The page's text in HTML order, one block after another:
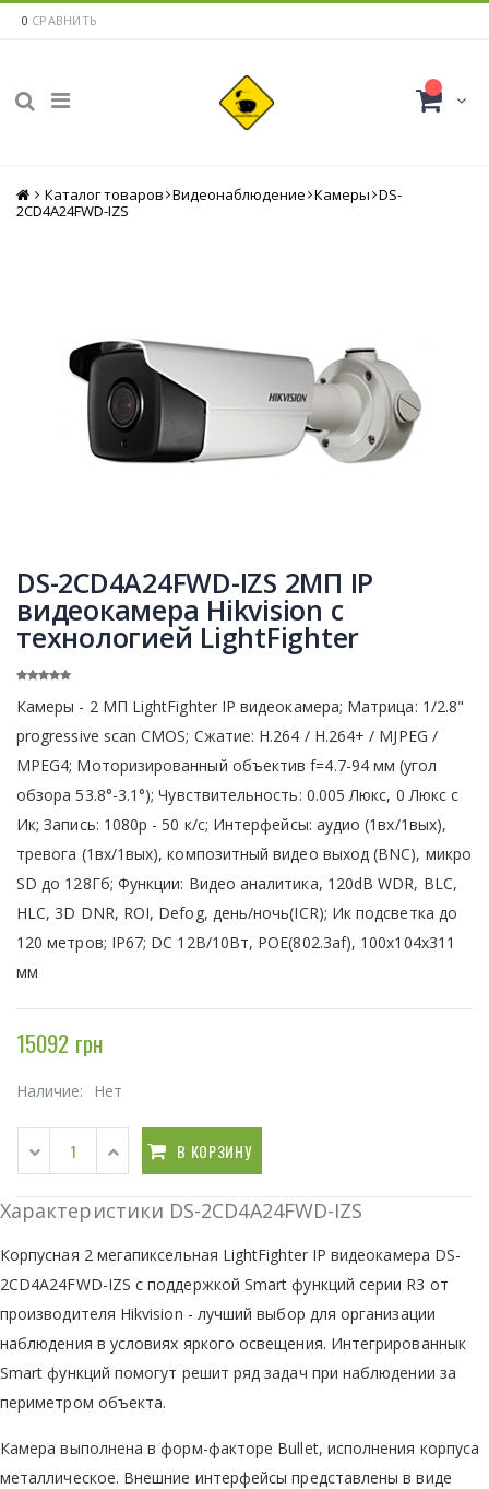
0 СРАВНИТЬ
Главная
Каталог товаров Видеонаблюдение Камеры DS-
2CD4A24FWD-IZS
DS-2CD4A24FWD-IZS 2МП IP
видеокамера Hikvision с
технологией LightFighter
Камеры - 2 МП LightFighter IP видеокамера; Матрица: 1/2.8"
progressive scan CMOS; Сжатие: H.264 / H.264+ / MJPEG /
MPEG4; Моторизированный объектив f=4.7-94 мм (угол
обзора 53.8°-3.1°); Чувствительность: 0.005 Люкс, 0 Люкс c
Ик; Запись: 1080р - 50 к/с; Интерфейсы: аудио (1вх/1вых),
тревога (1вх/1вых), композитный видео выход (BNC), микро
SD до 128Гб; Функции: Видео аналитика, 120dB WDR, BLC,
HLC, 3D DNR, ROI, Defog, день/ночь(ICR); Ик подсветка до
120 метров; IP67; DC 12В/10Вт, POE(802.3af), 100x104х311
мм
15092 грн
Наличие: Нет
В КОРЗИНУ
Характеристики DS-2CD4A24FWD-IZS
Корпусная 2 мегапиксельная LightFighter IP видеокамера DS-
2CD4A24FWD-IZS с поддержкой Smart функций серии R3 от
производителя Hikvision - лучший выбор для организации
наблюдения в условиях яркого освещения. Интегрированнык
Smart функций помогут решит ряд задач при наблюдении за
периметром объекта.
Камера выполнена в форм-факторе Bullet, исполнения корпуса
металлическое. Внешние интерфейсы представлены в виде